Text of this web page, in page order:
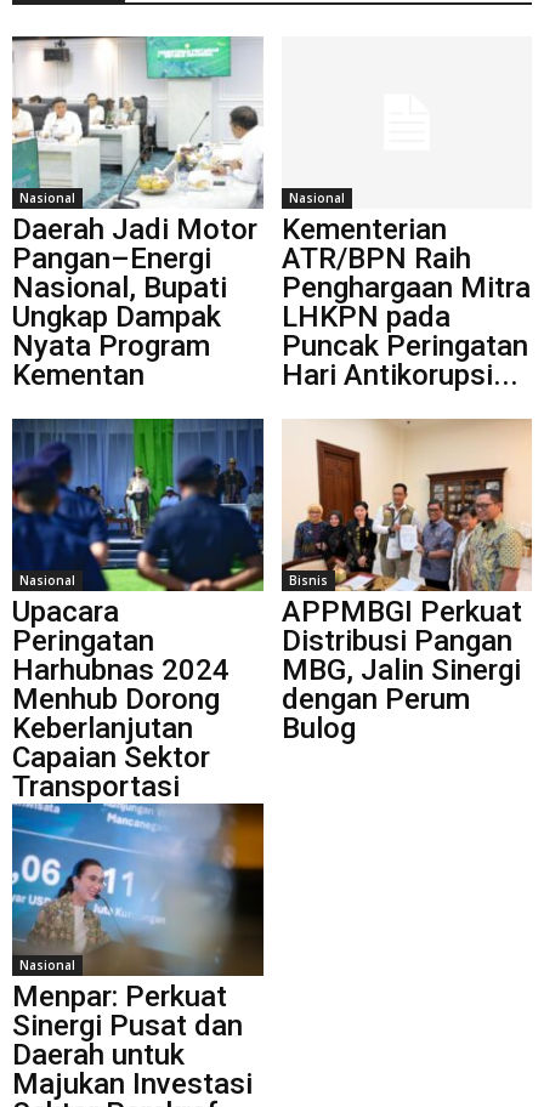
Nasional
Daerah Jadi Motor
Pangan–Energi
Nasional, Bupati
Ungkap Dampak
Nyata Program
Kementan
Nasional
Kementerian
ATR/BPN Raih
Penghargaan Mitra
LHKPN pada
Puncak Peringatan
Hari Antikorupsi...
Nasional
Upacara
Peringatan
Harhubnas 2024
Menhub Dorong
Keberlanjutan
Capaian Sektor
Transportasi
Bisnis
APPMBGI Perkuat
Distribusi Pangan
MBG, Jalin Sinergi
dengan Perum
Bulog
Nasional
Menpar: Perkuat
Sinergi Pusat dan
Daerah untuk
Majukan Investasi